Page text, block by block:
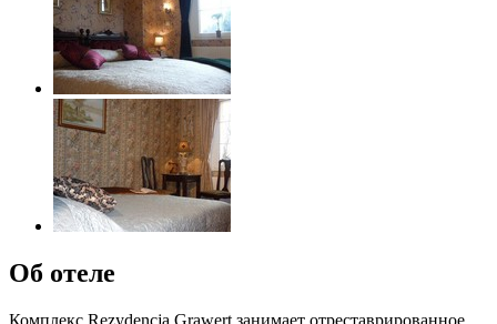
Об отеле
Комплекс Rezydencja Grawert занимает отреставрированное